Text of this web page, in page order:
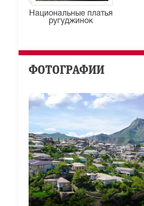
Национальные платья
ругуджинок
ФОТОГРАФИИ